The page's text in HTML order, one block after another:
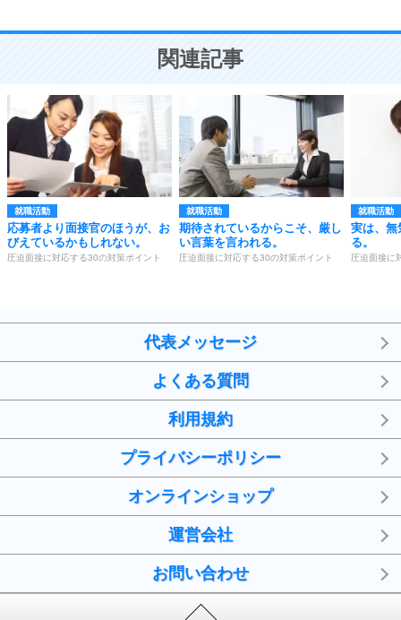
ことが大切。
関連記事
就職活動
応募者より面接官のほうが、お
びえているかもしれない。
圧迫面接に対応する30の対策ポイント
就職活動
期待されているからこそ、厳し
い言葉を言われる。
圧迫面接に対応する30の対策ポイント
就職活動
実は、無
る。
圧迫面接に
代表メッセージ
よくある質問
利用規約
プライバシーポリシー
オンラインショップ
運営会社
お問い合わせ